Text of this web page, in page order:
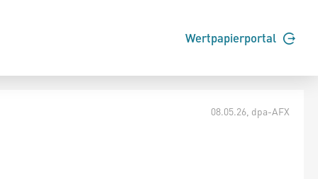
Wertpapierportal
08.05.26 , dpa-AFX